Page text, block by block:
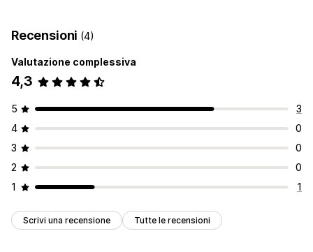
Verifiche Monitoraggio del posizionamento
Recensioni (4)
Valutazione complessiva
4,3
5
3
4
0
3
0
2
0
1
1
Scrivi una recensione Tutte le recensioni